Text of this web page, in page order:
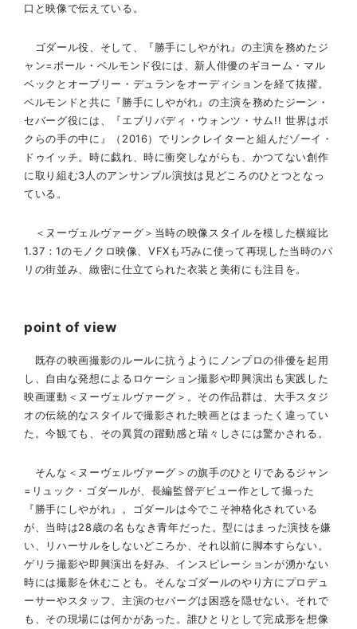
口と映像で伝えている。
ゴダール役、そして、『勝手にしやがれ』の主演を務めたジ
ャン=ポール・ベルモンド役には、新人俳優のギヨーム・マル
ベックとオーブリー・デュランをオーディションを経て抜擢。
ベルモンドと共に『勝手にしやがれ』の主演を務めたジーン・
セバーグ役には、『エブリバディ・ウォンツ・サム!! 世界はボ
クらの手の中に』（2016）でリンクレイターと組んだゾーイ・
ドゥイッチ。時に戯れ、時に衝突しながらも、かつてない創作
に取り組む3人のアンサンブル演技は見どころのひとつとなっ
ている。
＜ヌーヴェルヴァーグ＞当時の映像スタイルを模した横縦比
1.37：1のモノクロ映像、VFXも巧みに使って再現した当時のパ
リの街並み、緻密に仕立てられた衣装と美術にも注目を。
point of view
既存の映画撮影のルールに抗うようにノンプロの俳優を起用
し、自由な発想によるロケーション撮影や即興演出も実践した
映画運動＜ヌーヴェルヴァーグ＞。その作品群は、大手スタジ
オの伝統的なスタイルで撮影された映画とはまったく違ってい
た。今観ても、その異質の躍動感と瑞々しさには驚かされる。
そんな＜ヌーヴェルヴァーグ＞の旗手のひとりであるジャン
=リュック・ゴダールが、長編監督デビュー作として撮った
『勝手にしやがれ』。ゴダールは今でこそ神格化されている
が、当時は28歳の名もなき青年だった。型にはまった演技を嫌
い、リハーサルをしないどころか、それ以前に脚本すらない。
ゲリラ撮影や即興演出を好み、インスピレーションが湧かない
時には撮影を休むことも。そんなゴダールのやり方にプロデュ
ーサーやスタッフ、主演のセバーグは困惑を隠せない。それで
も、その現場には何かがあった。誰ひとりとして完成形を想像